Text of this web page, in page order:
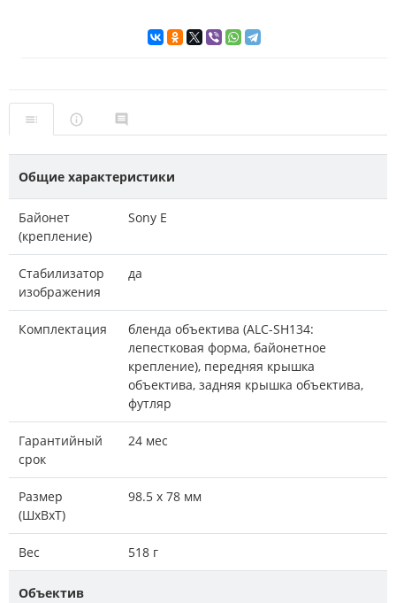
Общие характеристики
Байонет
(крепление)
Sony E
Стабилизатор
изображения
да
Комплектация
бленда объектива (ALC-SH134:
лепестковая форма, байонетное
крепление), передняя крышка
объектива, задняя крышка объектива,
футляр
Гарантийный
срок
24 мес
Размер
(ШxВxТ)
98.5 x 78 мм
Вес 518 г
Объектив